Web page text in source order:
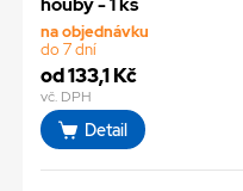
na objednávku
do 7 dní
od 133,1 Kč
vč. DPH
Detail